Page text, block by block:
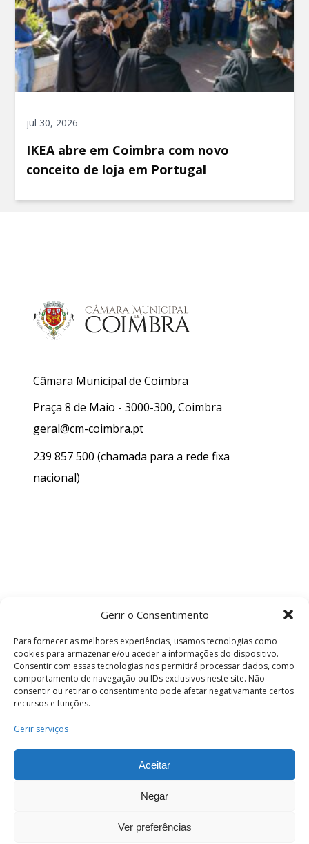
Gerir o Consentimento
Para fornecer as melhores experiências, usamos tecnologias como
cookies para armazenar e/ou aceder a informações do dispositivo.
Consentir com essas tecnologias nos permitirá processar dados, como
comportamento de navegação ou IDs exclusivos neste site. Não
consentir ou retirar o consentimento pode afetar negativamante certos
recursos e funções.
Gerir serviços
Aceitar
Negar
Ver preferências
jul 30, 2026
IKEA abre em Coimbra com novo
conceito de loja em Portugal
Câmara Municipal de Coimbra
Praça 8 de Maio - 3000-300, Coimbra
geral@cm-coimbra.pt
239 857 500 (chamada para a rede fixa
nacional)
Termos e Condições
os direitos reservados.